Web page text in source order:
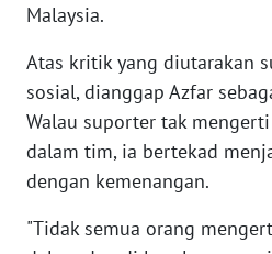
Malaysia.
Atas kritik yang diutarakan
sosial, dianggap Azfar
Walau suporter tak
dalam tim, ia bertekad
dengan kemenangan.
"Tidak semua orang
WN
WN
SULTRA
WN